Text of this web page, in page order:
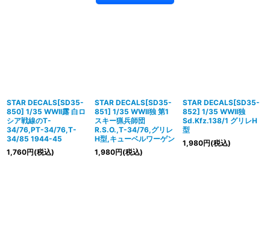
STAR DECALS[SD35-
850] 1/35 WWII露 白ロ
シア戦線のT-
34/76,PT-34/76,T-
34/85 1944-45
1,760円(税込)
STAR DECALS[SD35-
851] 1/35 WWII独 第1
スキー猟兵師団
R.S.O.,T-34/76,グリレ
H型,キューベルワーゲン
1,980円(税込)
STAR DECALS[SD35-
852] 1/35 WWII独
Sd.Kfz.138/1 グリレH
型
1,980円(税込)